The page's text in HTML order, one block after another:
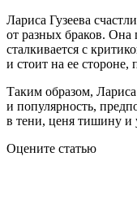
Лариса Гузеева
от разных браков. Она
сталкивается с
и стоит на ее
Таким образом, Лариса
и популярность,
в тени, ценя тишину и
Оцените статью